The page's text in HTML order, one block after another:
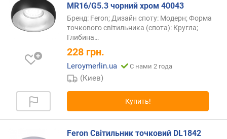
MR16/G5.3 чорний хром 40043
Бренд: Feron; Дизайн споту: Модерн; Форма
точкового світильника (спота): Кругла;
Глибина…
228 грн.
Leroymerlin.ua С нами 2 года
(Киев)
Купить!
Feron Світильник точковий DL1842